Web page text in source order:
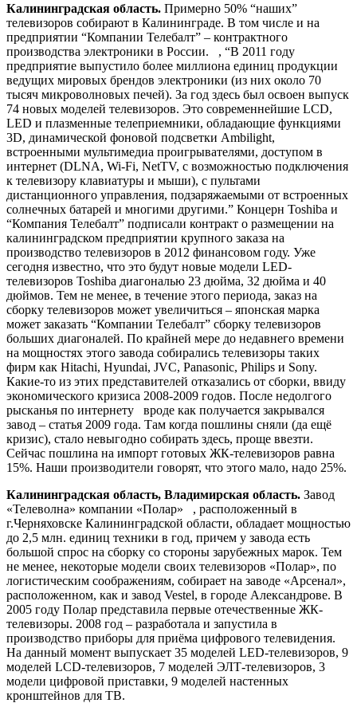
Калининградская область. Примерно 50% “наших”
телевизоров собирают в Калининграде. В том числе и на
предприятии “Компании Телебалт” – контрактного
производства электроники в России. , “В 2011 году
предприятие выпустило более миллиона единиц продукции
ведущих мировых брендов электроники (из них около 70
тысяч микроволновых печей). За год здесь был освоен выпуск
74 новых моделей телевизоров. Это современнейшие LCD,
LED и плазменные телеприемники, обладающие функциями
3D, динамической фоновой подсветки Ambilight,
встроенными мультимедиа проигрывателями, доступом в
интернет (DLNA, Wi-Fi, NetTV, с возможностью подключения
к телевизору клавиатуры и мыши), с пультами
дистанционного управления, подзаряжаемыми от встроенных
солнечных батарей и многими другими.” Концерн Toshiba и
“Компания Телебалт” подписали контракт о размещении на
калининградском предприятии крупного заказа на
производство телевизоров в 2012 финансовом году. Уже
сегодня известно, что это будут новые модели LED-
телевизоров Toshiba диагональю 23 дюйма, 32 дюйма и 40
дюймов. Тем не менее, в течение этого периода, заказ на
сборку телевизоров может увеличиться – японская марка
может заказать “Компании Телебалт” сборку телевизоров
больших диагоналей. По крайней мере до недавнего времени
на мощностях этого завода собирались телевизоры таких
фирм как Hitachi, Hyundai, JVC, Panasonic, Philips и Sony.
Какие-то из этих представителей отказались от сборки, ввиду
экономического кризиса 2008-2009 годов. После недолгого
рысканья по интернету вроде как получается закрывался
завод – статья 2009 года. Там когда пошлины сняли (да ещё
кризис), стало невыгодно собирать здесь, проще ввезти.
Сейчас пошлина на импорт готовых ЖК-телевизоров равна
15%. Наши производители говорят, что этого мало, надо 25%.
Калининградская область, Владимирская область. Завод
«Телеволна» компании «Полар» , расположенный в
г.Черняховске Калининградской области, обладает мощностью
до 2,5 млн. единиц техники в год, причем у завода есть
большой спрос на сборку со стороны зарубежных марок. Тем
не менее, некоторые модели своих телевизоров «Полар», по
логистическим соображениям, собирает на заводе «Арсенал»,
расположенном, как и завод Vestel, в городе Александрове. В
2005 году Полар представила первые отечественные ЖК-
телевизоры. 2008 год – разработала и запустила в
производство приборы для приёма цифрового телевидения.
На данный момент выпускает 35 моделей LED-телевизоров, 9
моделей LCD-телевизоров, 7 моделей ЭЛТ-телевизоров, 3
модели цифровой приставки, 9 моделей настенных
кронштейнов для ТВ.